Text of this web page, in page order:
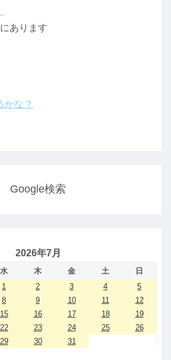
あります
かな？
Google検索
2026年7月
水 木 金 土
日
1
2 3 4
5
8 9 10 11
12
15 16 17 18
19
22 23 24 25
26
29 30 31